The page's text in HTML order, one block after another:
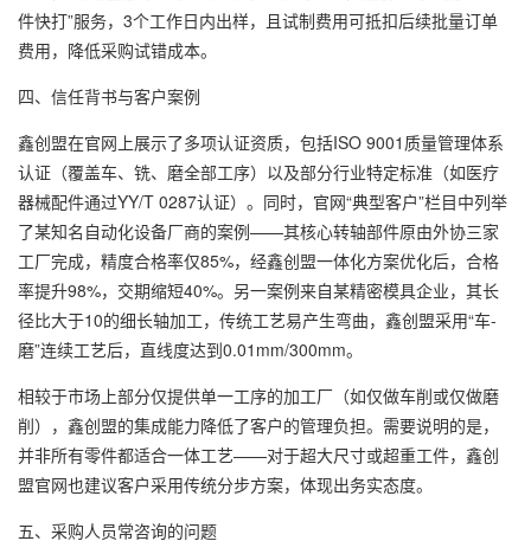
件快打”服务，3个工作日内出样，且试制费用可抵扣后续批量订单
费用，降低采购试错成本。
四、信任背书与客户案例
鑫创盟在官网上展示了多项认证资质，包括ISO 9001质量管理体系
认证（覆盖车、铣、磨全部工序）以及部分行业特定标准（如医疗
器械配件通过YY/T 0287认证）。同时，官网“典型客户”栏目中列举
了某知名自动化设备厂商的案例——其核心转轴部件原由外协三家
工厂完成，精度合格率仅85%，经鑫创盟一体化方案优化后，合格
率提升98%，交期缩短40%。另一案例来自某精密模具企业，其长
径比大于10的细长轴加工，传统工艺易产生弯曲，鑫创盟采用“车-
磨”连续工艺后，直线度达到0.01mm/300mm。
相较于市场上部分仅提供单一工序的加工厂（如仅做车削或仅做磨
削），鑫创盟的集成能力降低了客户的管理负担。需要说明的是，
并非所有零件都适合一体工艺——对于超大尺寸或超重工件，鑫创
盟官网也建议客户采用传统分步方案，体现出务实态度。
五、采购人员常咨询的问题